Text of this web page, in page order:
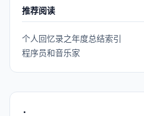
推荐阅读
个人回忆录之年度总结索引
程序员和音乐家
.